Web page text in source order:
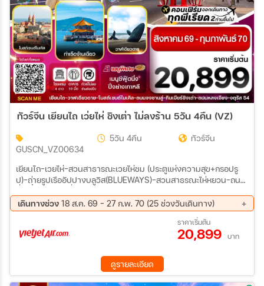
ทัวร์จีน เยียนไถ เว่ยไห่ ชิงเต่า ไม่ลงร้าน 5วัน 4คืน (VZ)
GUSCN_VZ00634
5วัน 4คืน ทัวร์จีน
เยียนไถ-เวยไห่-สวนสาธารณะเวยไห่ชม (ประตูแห่งความสุข+กรอปรู
ป)-ถ่ายรูปเรืออัปปางบลูวิส(BLUEWAYS)-สวนสาธรณะไห่หยวน-ถนน
เกาะเสี่ยวชิงเต่าจากระยะไกล-ชมโบสถ์เซนต์ไมเคิล-ถนนจงซาน-
จัตุรัส-NO 3 BATHING BEACH ชมแสงสียามค่ำคืน ชิงเต่า-ซาจื่อ
โข่ว-ถนนหลงเจียง-SILVERFISH STREET โรงงานเบียร์ชิงเต่า(รวม
ชิมเบียร์)-เกาะเสี่ยวหม่ายเต่า-ถนนคนเดินไถตงอิสระช้อปปิง
เดินทางช่วง 18 ส.ค. 69 - 27 ก.พ. 70 (25 ช่วงวันเดินทาง)
25 ส.ค. 69 - 29 ส.ค. 69
01 ก.ย. 69 - 05 ก.ย. 69
08 ก.ย. 69 - 12 ก.ย. 69
22 ก.ย. 69 - 26 ก.ย. 69
13 ต.ค. 69 - 17 ต.ค. 69
27 ต.ค. 69 - 31 ต.ค. 69
03 พ.ย. 69 - 07 พ.ย. 69
10 พ.ย. 69 - 14 พ.ย. 69
ราคาเริ่มต้น
20,899 บาท
ดูรายละเอียด